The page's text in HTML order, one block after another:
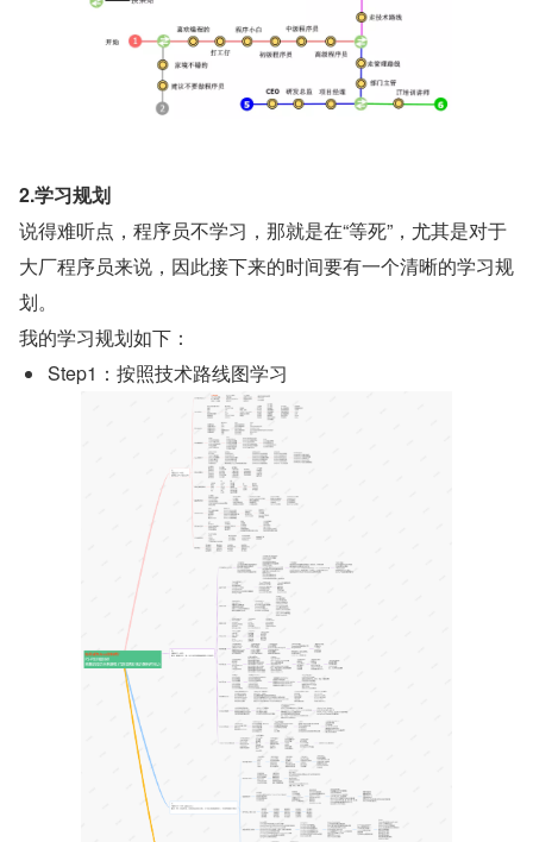
2.学习规划
说得难听点，程序员不学习，那就是在“等死”，尤其是对于
大厂程序员来说，因此接下来的时间要有一个清晰的学习规
划。
我的学习规划如下：
Step1：按照技术路线图学习